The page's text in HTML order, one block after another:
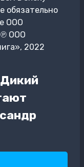
обязательно
ООО
℗ ООО
2022